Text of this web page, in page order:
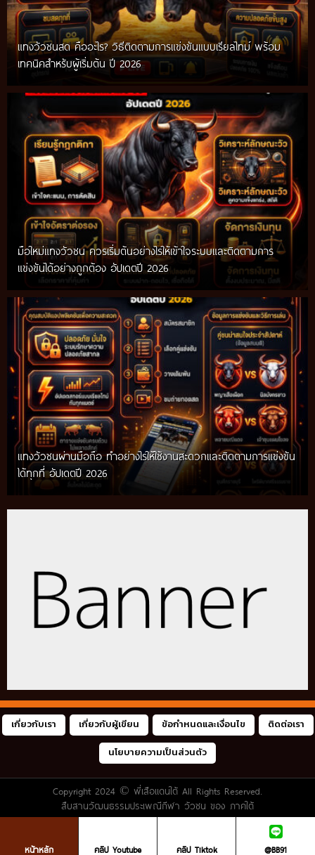
แทงวัวชนสด คืออะไร? วิธีติดตามการแข่งขันแบบเรียลไทม์ พร้อม
เทคนิคสำหรับผู้เริ่มต้น ปี 2026
มือใหม่แทงวัวชน ควรเริ่มต้นอย่างไรให้เข้าใจระบบและติดตามการ
แข่งขันได้อย่างถูกต้อง อัปเดตปี 2026
แทงวัวชนผ่านมือถือ ทำอย่างไรให้ใช้งานสะดวกและติดตามการแข่งขัน
ได้ทุกที่ อัปเดตปี 2026
เกี่ยวกับเรา เกี่ยวกับผู้เขียน ข้อกำหนดและเงื่อนไข ติดต่อเรา
นโยบายความเป็นส่วนตัว
Copyright 2024 © พี่เสือแดนใต้ All Rights Reserved.
สืบสานวัฒนธรรมประเพณีกีฬา วัวชน ของ ภาคใต้
หน้าหลัก คลิป Youtube คลิป Tiktok @BB91